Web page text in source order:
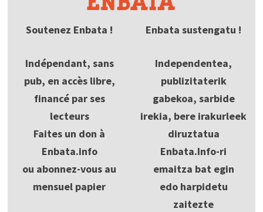
Soutenez Enbata !
Indépendant, sans
pub, en accès libre,
financé par ses
lecteurs
Faites un don à
Enbata.info
ou abonnez-vous au
mensuel papier
Enbata sustengatu !
Independentea,
publizitaterik
gabekoa, sarbide
irekia, bere irakurleek
diruztatua
Enbata.Info-ri
emaitza bat egin
edo harpidetu
zaitezte